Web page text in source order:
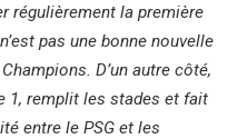
régulièrement la première
pas une bonne nouvelle
D’un autre côté,
1, remplit les stades et fait
entre le PSG et les